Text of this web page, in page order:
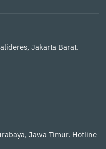
Jakarta Barat.
Jawa Timur. Hotline